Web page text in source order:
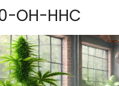
OH-HHC